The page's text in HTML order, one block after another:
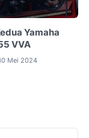
Yamaha
VVA
Mei 2024